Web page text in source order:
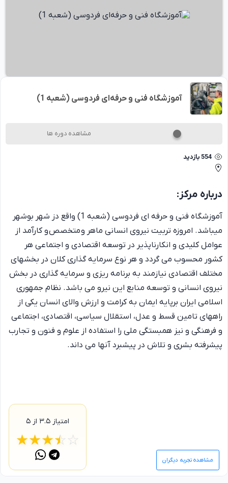
آموزشگاه فنی و حرفه‌ای فردوسی (شعبه 1)
مشاهده دوره ها
554بازدید
درباره مرکز:
آموزشگاه فنی و حرفه ای فردوسی (شعبه 1) واقع دز شهر بوشهر
میباشد. امروزه تربیت نیروی انسانی ماهر و متخصص و کارآمد از
عوامل کلیدی و انکارناپذیر در توسعه اقتصادی و اجتماعی هر
کشور محسوب می گردد و هر نوع سرمایه گذاری کلان در بخشهای
مختلف اقتصادی نیازمند به برنامه ریزی و سرمایه گذاری در بخش
نیروی انسانی و توسعه منابع این نیرو می باشد. نظام جمهوری
اسلامی ایران برپایه ایمان به کرامت و ارزش والای انسان یکی از
راههای تامین قسط و عدل، استقلال سیاسی، اقتصادی، اجتماعی
و فرهنگی و نیز همبستگی ملی را استفاده از علوم و فنون و تجارب
پیشرفته بشری و تلاش در پیشبرد آنها می داند.
مشاهده تجربه دیگران
امتیاز۳.۵ از ۵
☆
★☆
★☆
★☆
★☆
★